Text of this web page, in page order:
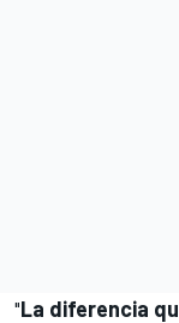
"La diferencia